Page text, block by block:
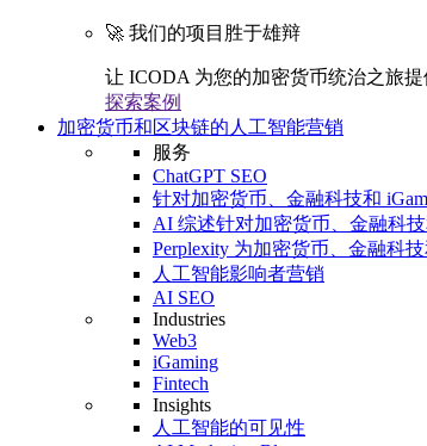
🚀 我们的项目胜于雄辩
让 ICODA 为您的加密货币统治之旅提
探索案例
加密货币和区块链的人工智能营销
服务
ChatGPT SEO
针对加密货币、金融科技和
AI 综述针对加密货币、金融科技
Perplexity 为加密货币、金融科
人工智能影响者营销
AI SEO
Industries
Web3
iGaming
Fintech
Insights
人工智能的可见性